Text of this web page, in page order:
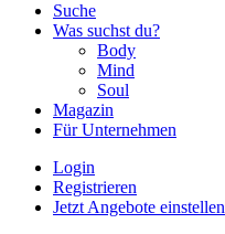
Suche
Was suchst du?
Body
Mind
Soul
Magazin
Für Unternehmen
Login
Registrieren
Jetzt Angebote einstellen